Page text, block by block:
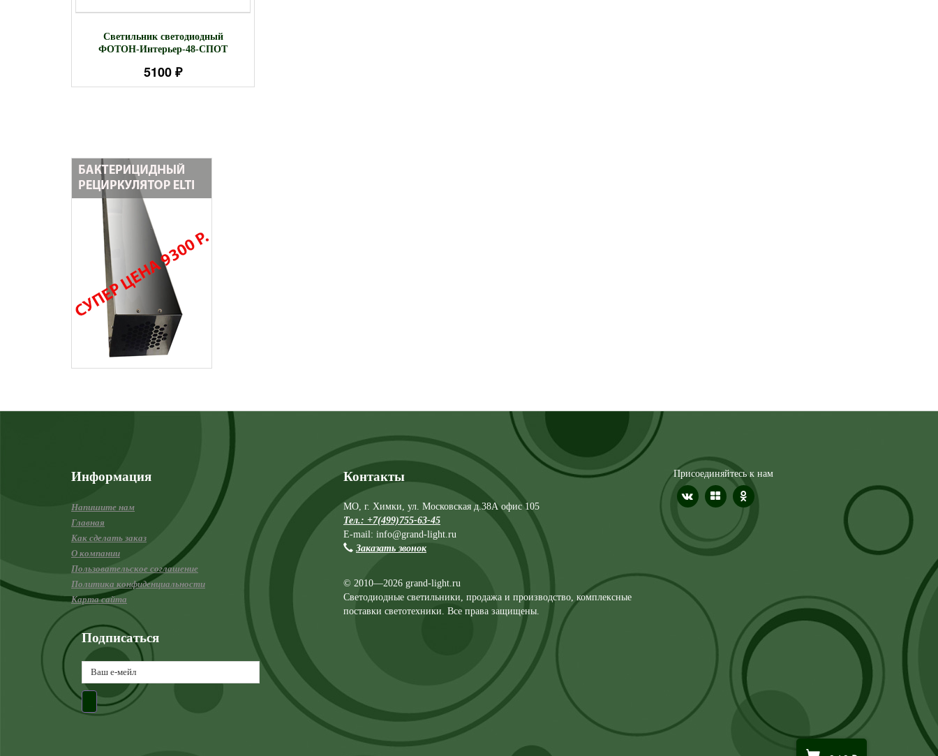
Светильник светодиодный
ФОТОН-Интерьер-48-СПОТ
5100 ₽
Информация
Напишите нам
Главная
Как сделать заказ
О компании
Пользовательское соглашение
Политика конфиденциальности
Карта сайта
Контакты
МО, г. Химки, ул. Московская д.38А офис 105
Тел.: +7(499)755-63-45
E-mail: info@grand-light.ru
Заказать звонок
© 2010—2026 grand-light.ru
Светодиодные светильники, продажа и производство, комплексные
поставки светотехники. Все права защищены.
Присоединяйтесь к нам
Подписаться